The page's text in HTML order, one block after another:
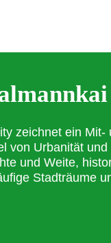
zeichnet ein
von Urbanität
und Weite,
Stadträume